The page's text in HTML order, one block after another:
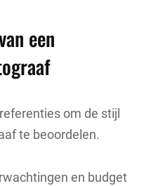
een
om de stijl
te beoordelen.
en budget